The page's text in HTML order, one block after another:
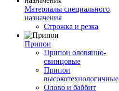
Материалы специального
назначения
Строжка и резка
Припои
Припои оловянно-
свинцовые
Припои
высокотехнологичные
Олово и баббит